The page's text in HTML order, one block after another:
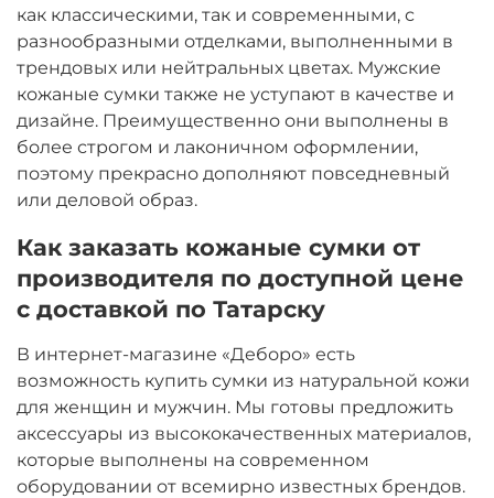
как классическими, так и современными, с
разнообразными отделками, выполненными в
трендовых или нейтральных цветах. Мужские
кожаные сумки также не уступают в качестве и
дизайне. Преимущественно они выполнены в
более строгом и лаконичном оформлении,
поэтому прекрасно дополняют повседневный
или деловой образ.
Как заказать кожаные сумки от
производителя по доступной цене
с доставкой по Татарску
В интернет-магазине «Деборо» есть
возможность купить сумки из натуральной кожи
для женщин и мужчин. Мы готовы предложить
аксессуары из высококачественных материалов,
которые выполнены на современном
оборудовании от всемирно известных брендов.